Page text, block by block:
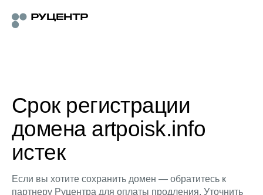
Срок регистрации
домена artpoisk.info
истек
Если вы хотите сохранить домен — обратитесь к
партнеру Руцентра для оплаты продления. Уточнить